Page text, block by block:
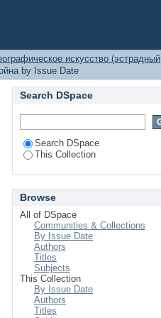
искусство (эстрадный
by Issue Date
Search DSpace
Search DSpace
This Collection
Browse
All of DSpace
Communities & Collections
By Issue Date
Authors
Titles
Subjects
This Collection
By Issue Date
Authors
Titles